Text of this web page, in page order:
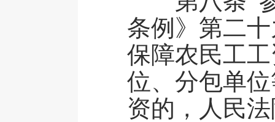
条例》第二
保障农民工
位、分包单
资的，人民